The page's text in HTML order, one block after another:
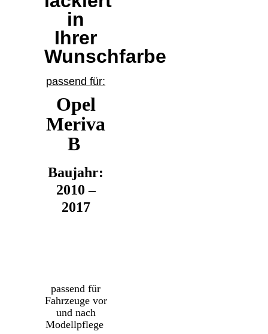
in
Ihrer
Wunschfarbe
passend für:
Opel
Meriva
B
Baujahr:
2010 –
2017
passend für
Fahrzeuge vor
und nach
Modellpflege